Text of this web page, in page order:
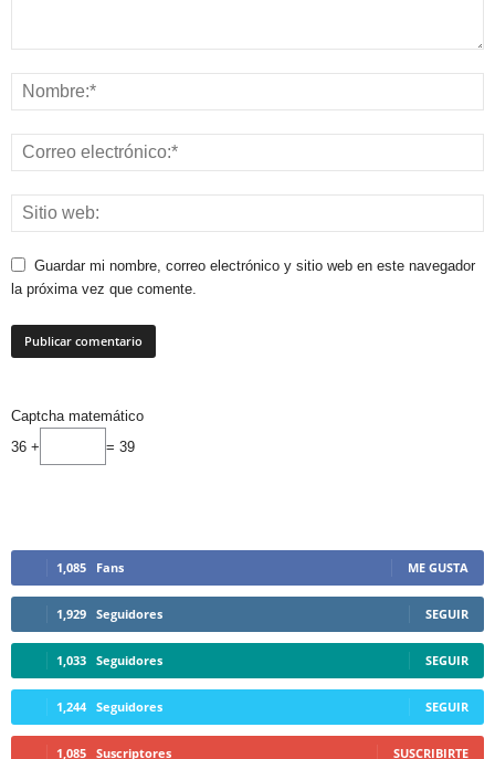
Guardar mi nombre, correo electrónico y sitio web en este navegador
la próxima vez que comente.
Captcha matemático
36 +
= 39
1,085 Fans ME GUSTA
1,929 Seguidores SEGUIR
1,033 Seguidores SEGUIR
1,244 Seguidores SEGUIR
1,085 Suscriptores SUSCRIBIRTE